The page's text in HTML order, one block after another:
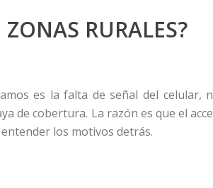
RURALES?
es la falta de señal del celular,
de cobertura. La razón es que el
los motivos detrás.